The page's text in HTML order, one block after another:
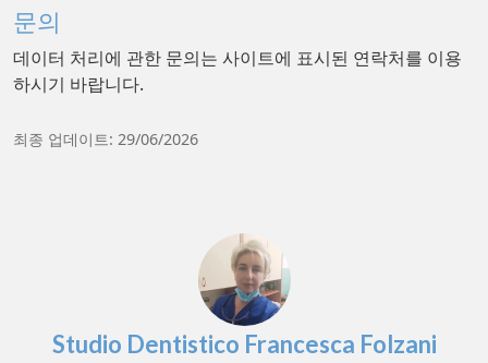
문의
데이터 처리에 관한 문의는 사이트에 표시된 연락처를 이용
하시기 바랍니다.
최종 업데이트: 29/06/2026
Studio Dentistico Francesca Folzani